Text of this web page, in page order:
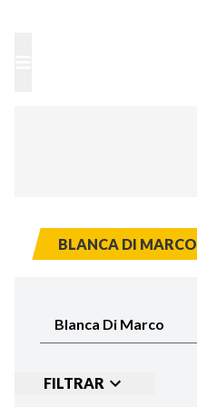
BLANCA DI MARCO
FILTRAR